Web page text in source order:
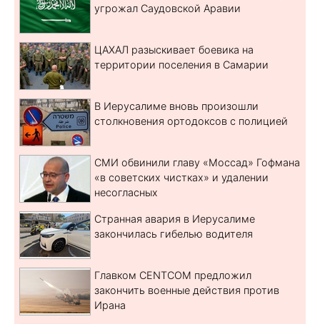
угрожал Саудовской Аравии
ЦАХАЛ разыскивает боевика на
территории поселения в Самарии
В Иерусалиме вновь произошли
столкновения ортодоксов с полицией
СМИ обвинили главу «Моссад» Гофмана
«в советских чистках» и удалении
несогласных
Странная авария в Иерусалиме
закончилась гибелью водителя
Главком CENTCOM предложил
закончить военные действия против
Ирана